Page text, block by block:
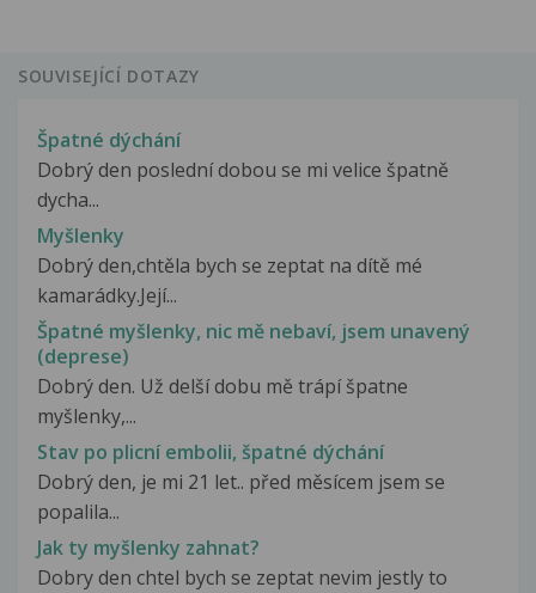
SOUVISEJÍCÍ DOTAZY
Špatné dýchání
Dobrý den poslední dobou se mi velice špatně
dycha...
Myšlenky
Dobrý den,chtěla bych se zeptat na dítě mé
kamarádky.Její...
Špatné myšlenky, nic mě nebaví, jsem unavený
(deprese)
Dobrý den. Už delší dobu mě trápí špatne
myšlenky,...
Stav po plicní embolii, špatné dýchání
Dobrý den, je mi 21 let.. před měsícem jsem se
popalila...
Jak ty myšlenky zahnat?
Dobry den chtel bych se zeptat nevim jestly to